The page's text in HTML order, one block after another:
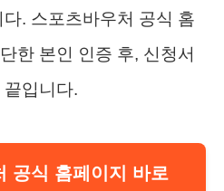
. 스포츠바우처 공식 홈
한 본인 인증 후, 신청서
입니다.
공식 홈페이지 바로